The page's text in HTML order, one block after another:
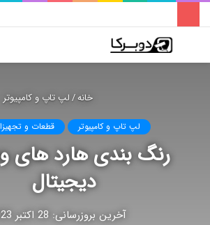
فهرست
خانه/لپ تاپ و کامپیوتر
لپ تاپ و کامپیوتر قطعات و
رنگ بندی هارد های
دیجیتال
آخرین بروزرسانی: 28 اکتبر 2023